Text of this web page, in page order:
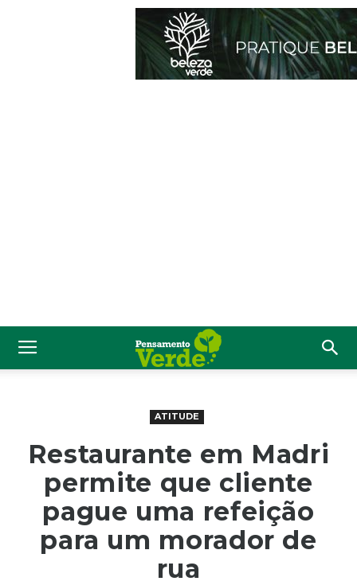
ATITUDE
Restaurante em Madri
permite que cliente
pague uma refeição
para um morador de
rua